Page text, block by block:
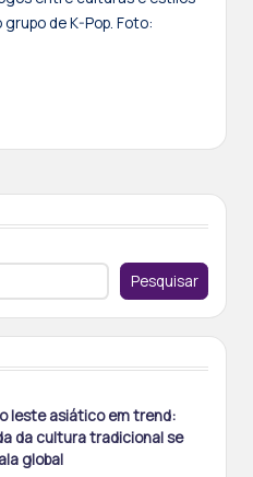
de K-Pop. Foto:
Pesquisar
leste asiático em trend:
da cultura tradicional se
global